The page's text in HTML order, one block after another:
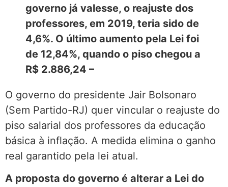
governo já valesse, o reajuste dos
professores, em 2019, teria sido de
4,6%. O último aumento pela Lei foi
de 12,84%, quando o piso chegou a
R$ 2.886,24 –
O governo do presidente Jair Bolsonaro
(Sem Partido-RJ) quer vincular o reajuste do
piso salarial dos professores da educação
básica à inflação. A medida elimina o ganho
real garantido pela lei atual.
A proposta do governo é alterar a Lei do